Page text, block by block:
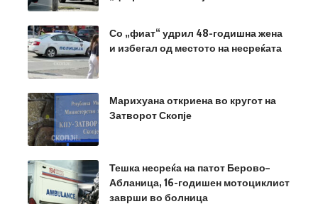
Со „фиат“ удрил 48-годишна жена
и избегал од местото на несреќата
Марихуана откриена во кругот на
Затворот Скопје
Тешка несреќа на патот Берово–
Абланица, 16-годишен мотоциклист
заврши во болница